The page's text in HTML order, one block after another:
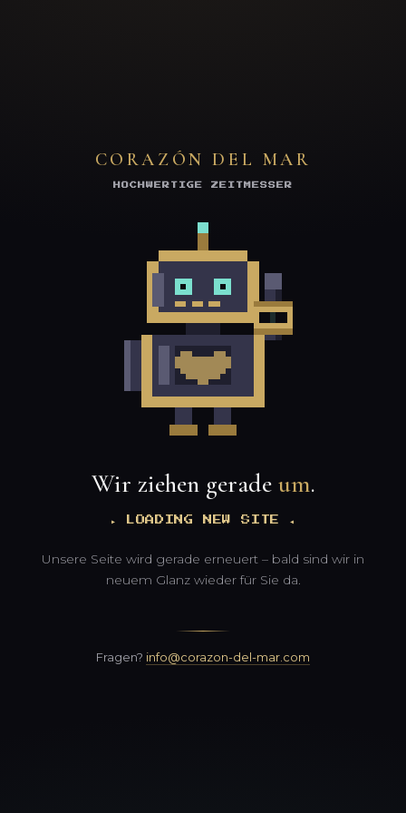
CORAZÓN DEL MAR
HOCHWERTIGE ZEITMESSER
Wir ziehen gerade um.
▸ LOADING NEW SITE ◂
Unsere Seite wird gerade erneuert – bald sind wir in
neuem Glanz wieder für Sie da.
Fragen? info@corazon-del-mar.com